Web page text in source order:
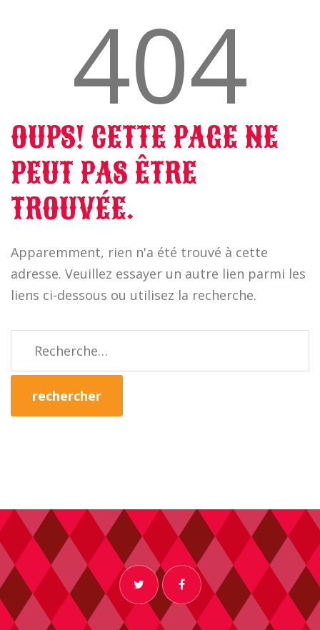
404
OUPS! CETTE PAGE NE
PEUT PAS ÊTRE
TROUVÉE.
Apparemment, rien n'a été trouvé à cette
adresse. Veuillez essayer un autre lien parmi les
liens ci-dessous ou utilisez la recherche.